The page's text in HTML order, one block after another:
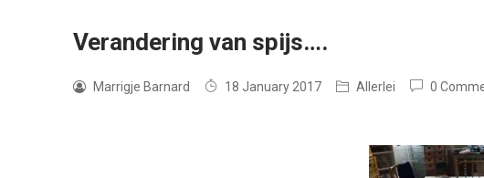
Verandering van spijs….
Marrigje Barnard 18 January 2017 Allerlei 0